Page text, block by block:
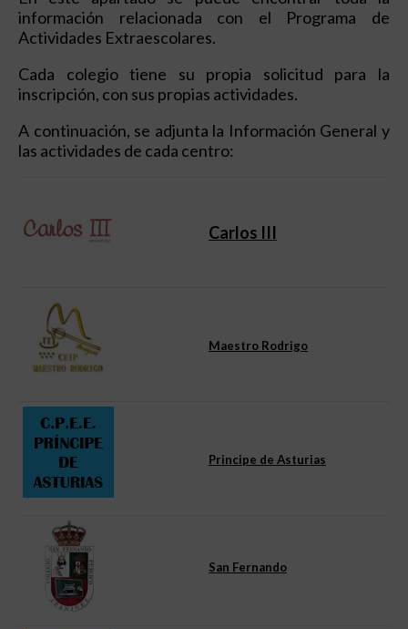
información relacionada con el Programa de
Actividades Extraescolares.
Cada colegio tiene su propia solicitud para la
inscripción, con sus propias actividades.
A continuación, se adjunta la Información General y
las actividades de cada centro:
Carlos III
Maestro Rodrigo
Principe de Asturias
San Fernando